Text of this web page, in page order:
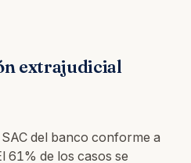
extrajudicial
del banco conforme a
61% de los casos se